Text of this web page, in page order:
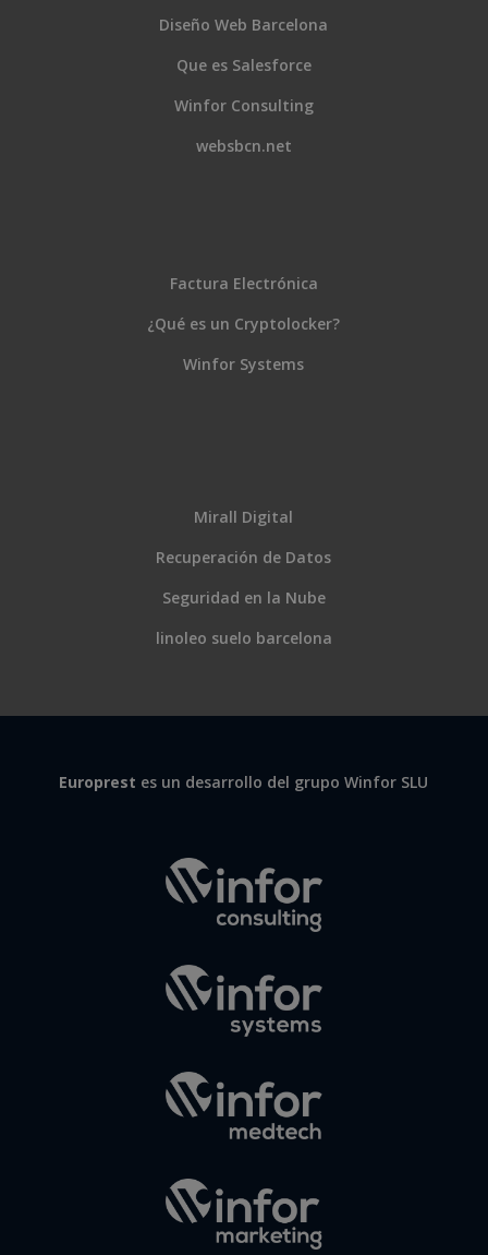
Diseño Web Barcelona
Que es Salesforce
Winfor Consulting
websbcn.net
Factura Electrónica
¿Qué es un Cryptolocker?
Winfor Systems
Mirall Digital
Recuperación de Datos
Seguridad en la Nube
linoleo suelo barcelona
Europrest es un desarrollo del grupo Winfor SLU